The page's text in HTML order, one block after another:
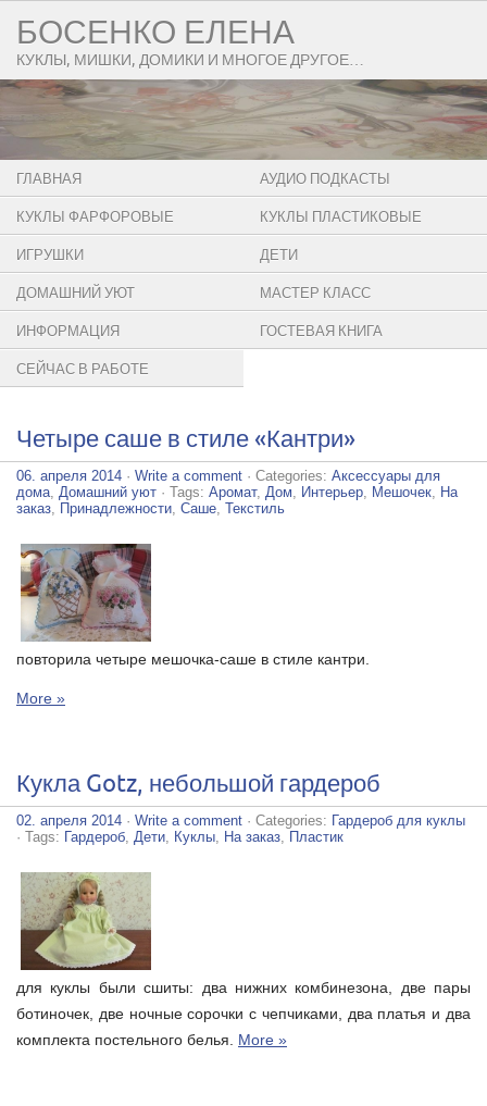
БОСЕНКО ЕЛЕНА
КУКЛЫ, МИШКИ, ДОМИКИ И МНОГОЕ ДРУГОЕ…
ГЛАВНАЯ АУДИО ПОДКАСТЫ
КУКЛЫ ФАРФОРОВЫЕ КУКЛЫ ПЛАСТИКОВЫЕ
ИГРУШКИ ДЕТИ
ДОМАШНИЙ УЮТ МАСТЕР КЛАСС
ИНФОРМАЦИЯ ГОСТЕВАЯ КНИГА
СЕЙЧАС В РАБОТЕ
Четыре саше в стиле «Кантри»
06. апреля 2014 · Write a comment · Categories: Аксессуары для
дома Домашний уют · Tags: Аромат, Дом Интерьер Мешочек
На
заказ
Принадлежности Саше Текстиль
повторила четыре мешочка-саше в стиле кантри.
More »
Кукла Gotz, небольшой гардероб
02. апреля 2014 · Write a comment · Categories: Гардероб для куклы
· Tags: Гардероб Дети Куклы На заказ Пластик
для куклы были сшиты: два нижних комбинезона, две пары
ботиночек, две ночные сорочки с чепчиками, два платья и два
комплекта постельного белья. More »